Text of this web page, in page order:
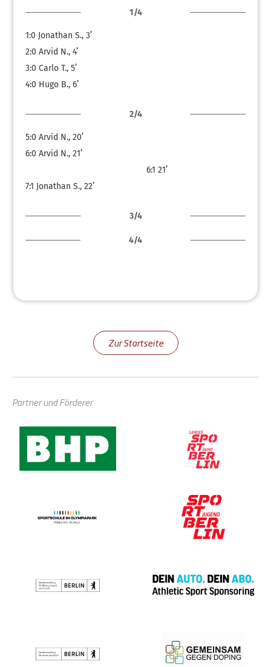
1/4
1:0 Jonathan S., 3’
2:0 Arvid N., 4’
3:0 Carlo T., 5’
4:0 Hugo B., 6’
2/4
5:0 Arvid N., 20’
6:0 Arvid N., 21’
6:1 21’
7:1 Jonathan S., 22’
3/4
4/4
Zur Startseite
Partner und Förderer